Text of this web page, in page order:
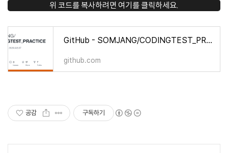
위 코드를 복사하려면 여기를 클릭하세요.
GitHub - SOMJANG/CODINGTEST_PRACTICE: 1일 1문제 since 2020.02.07
github.com
공감 구독하기